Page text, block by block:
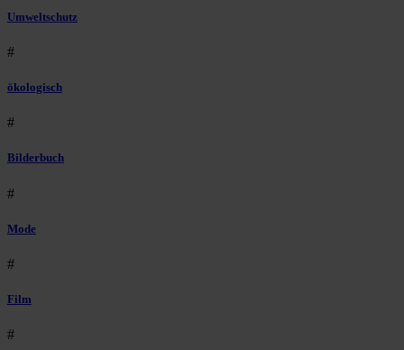
Umweltschutz
#
ökologisch
#
Bilderbuch
#
Mode
#
Film
#